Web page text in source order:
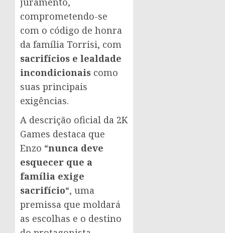
comprometendo-se
com o código de honra
da família Torrisi, com
sacrifícios e lealdade
incondicionais como
suas principais
exigências.
A descrição oficial da 2K
Games destaca que
Enzo “nunca deve
esquecer que a
família exige
sacrifício“, uma
premissa que moldará
as escolhas e o destino